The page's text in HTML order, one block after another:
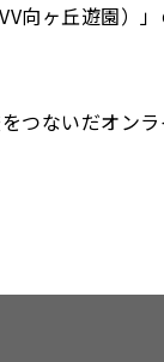
VV向ヶ丘遊園）
つないだオン